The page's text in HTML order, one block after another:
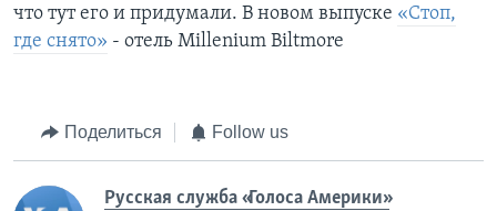
что тут его и придумали. В новом выпуске «Стоп,
где снято» - отель Millenium Biltmore
Поделиться Follow us
Русская служба «Голоса Америки»